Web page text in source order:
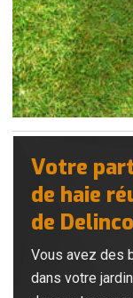
Votre
de haie
de
Vous avez des
dans votre